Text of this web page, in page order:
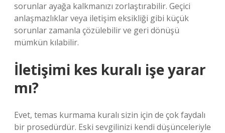
sorunlar ayağa kalkmanızı zorlaştırabilir. Geçici
anlaşmazlıklar veya iletişim eksikliği gibi küçük
sorunlar zamanla çözülebilir ve geri dönüşü
mümkün kılabilir.
İletişimi kes kuralı işe yarar
mı?
Evet, temas kurmama kuralı sizin için de çok faydalı
bir prosedürdür. Eski sevgilinizi kendi düşünceleriyle